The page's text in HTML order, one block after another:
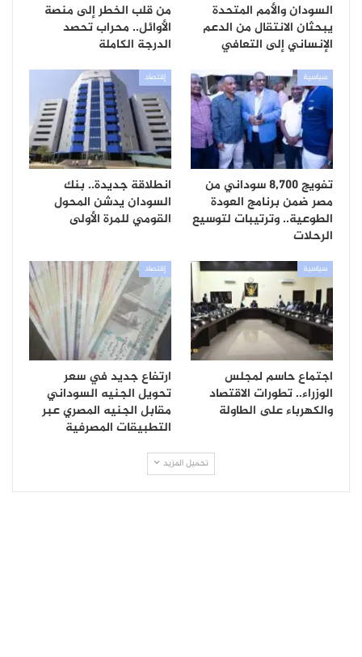
السودان والأمم المتحدة
يبحثان الانتقال من الدعم
الإنساني إلى التعافي
من قلب الخطر إلى منصة
الأوائل.. محراب تحصد
الدرجة الكاملة
سياسية
تفويج 8,700 سوداني من
مصر ضمن برنامج العودة
الطوعية.. وترتيبات لتوسيع
الرحلات
إقتصاد
انطلاقة جديدة.. بنك
السودان يدشن المحول
القومي للمرة الأولى
سياسية
اجتماع حاسم لمجلس
الوزراء.. تطورات الاقتصاد
والكهرباء على الطاولة
إقتصاد
ارتفاع جديد في سعر
تحويل الجنيه السوداني
مقابل الجنيه المصري عبر
التطبيقات المصرفية
تحميل المزيد